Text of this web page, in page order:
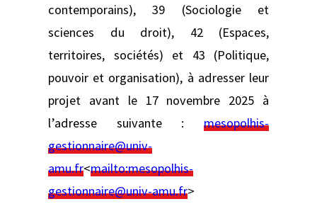
contemporains), 39 (Sociologie et
sciences du droit), 42 (Espaces,
territoires, sociétés) et 43 (Politique,
pouvoir et organisation), à adresser leur
projet avant le 17 novembre 2025 à
l’adresse suivante : mesopolhis-
gestionnaire@univ-
amu.fr<mailto:mesopolhis-
gestionnaire@univ-amu.fr>